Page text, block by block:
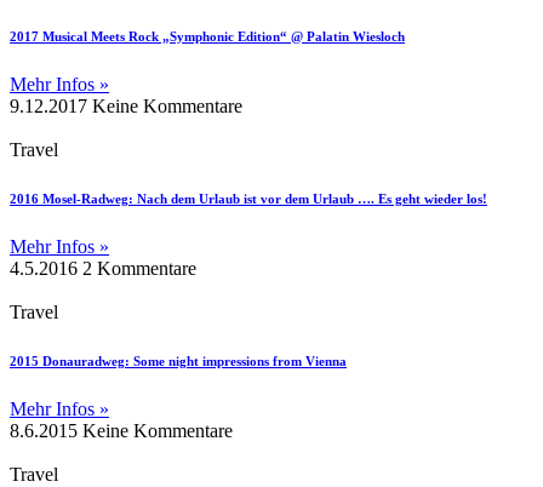
2017 Musical Meets Rock „Symphonic Edition“ @ Palatin Wiesloch
Mehr Infos »
9.12.2017 Keine Kommentare
Travel
2016 Mosel-Radweg: Nach dem Urlaub ist vor dem Urlaub …. Es geht wieder los!
Mehr Infos »
4.5.2016 2 Kommentare
Travel
2015 Donauradweg: Some night impressions from Vienna
Mehr Infos »
8.6.2015 Keine Kommentare
Travel